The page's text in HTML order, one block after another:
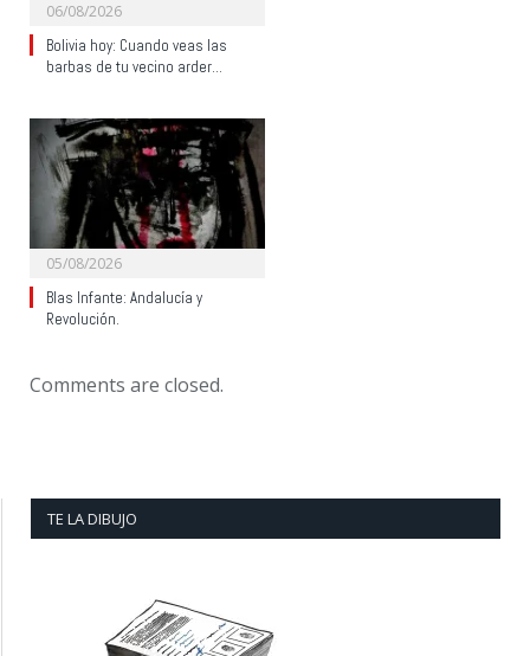
06/08/2026
Bolivia hoy: Cuando veas las
barbas de tu vecino arder…
05/08/2026
Blas Infante: Andalucía y
Revolución.
Comments are closed.
TE LA DIBUJO